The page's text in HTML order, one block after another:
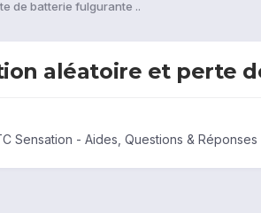
de batterie fulgurante ..
aléatoire et perte
Sensation - Aides, Questions & Réponses